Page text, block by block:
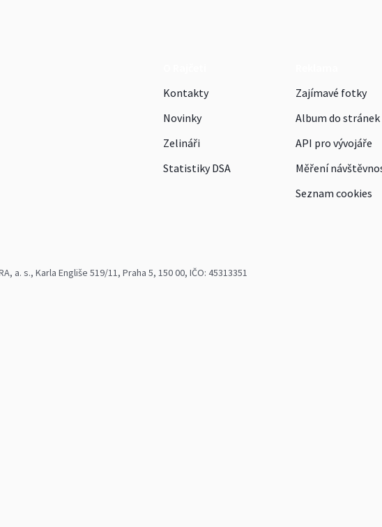
Kontakty
Novinky
Zelináři
Statistiky DSA
Zajímavé fotky
Album do stránek
API pro vývojáře
Měření
Seznam cookies
s., Karla Engliše 519/11, Praha 5, 150 00, IČO: 45313351